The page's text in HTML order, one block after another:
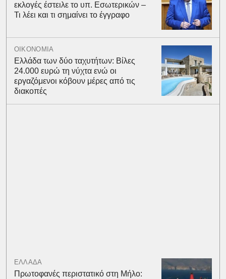
εκλογές έστειλε το υπ. Εσωτερικών –
Τι λέει και τι σημαίνει το έγγραφο
ΟΙΚΟΝΟΜΙΑ
Ελλάδα των δύο ταχυτήτων: Βίλες
24.000 ευρώ τη νύχτα ενώ οι
εργαζόμενοι κόβουν μέρες από τις
διακοπές
ΕΛΛΑΔΑ
Πρωτοφανές περιστατικό στη Μήλο: